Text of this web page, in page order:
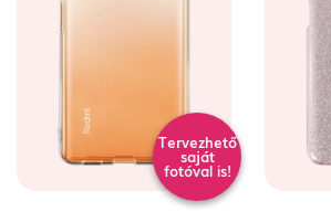
Tervezhető
saját
fotóval is!